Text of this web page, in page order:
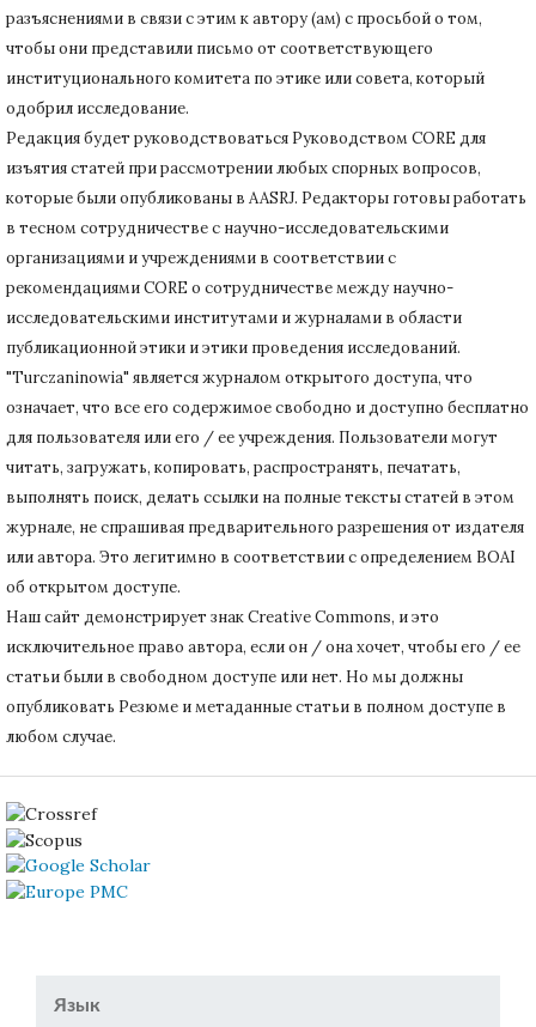
разъяснениями в связи с этим к автору (ам) с просьбой о том,
чтобы они представили письмо от соответствующего
институционального комитета по этике или совета, который
одобрил исследование.
Редакция будет руководствоваться Руководством CORE для
изъятия статей при рассмотрении любых спорных вопросов,
которые были опубликованы в AASRJ. Редакторы готовыработать
в тесном сотрудничестве с научно-исследовательскими
организациями и учреждениями в соответствии с
рекомендациями CORE о сотрудничестве между научно-
исследовательскими институтами и журналами в области
публикационной этики и этики проведения исследований.
"Turczaninowia" является журналом открытого доступа, что
означает, что все его содержимое свободно и доступно бесплатно
для пользователя или его / ее учреждения. Пользователи могут
читать, загружать, копировать, распространять, печатать,
выполнять поиск, делать ссылки на полные тексты статей в этом
журнале, не спрашивая предварительного разрешения от издателя
или автора. Это легитимно в соответствии с определением BOAI
об открытом доступе.
Наш сайт демонстрирует знак Creative Commons, и это
исключительное право автора, если он / она хочет, чтобы его / ее
статьи были в свободном доступе или нет. Но мы должны
опубликовать Резюме и метаданные статьи в полном доступе в
любом случае.
Язык